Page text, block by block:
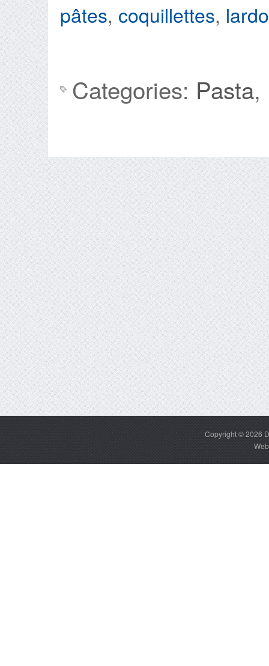
pâtes, coquillettes,
Categories: Pasta,
Copyright © 2026